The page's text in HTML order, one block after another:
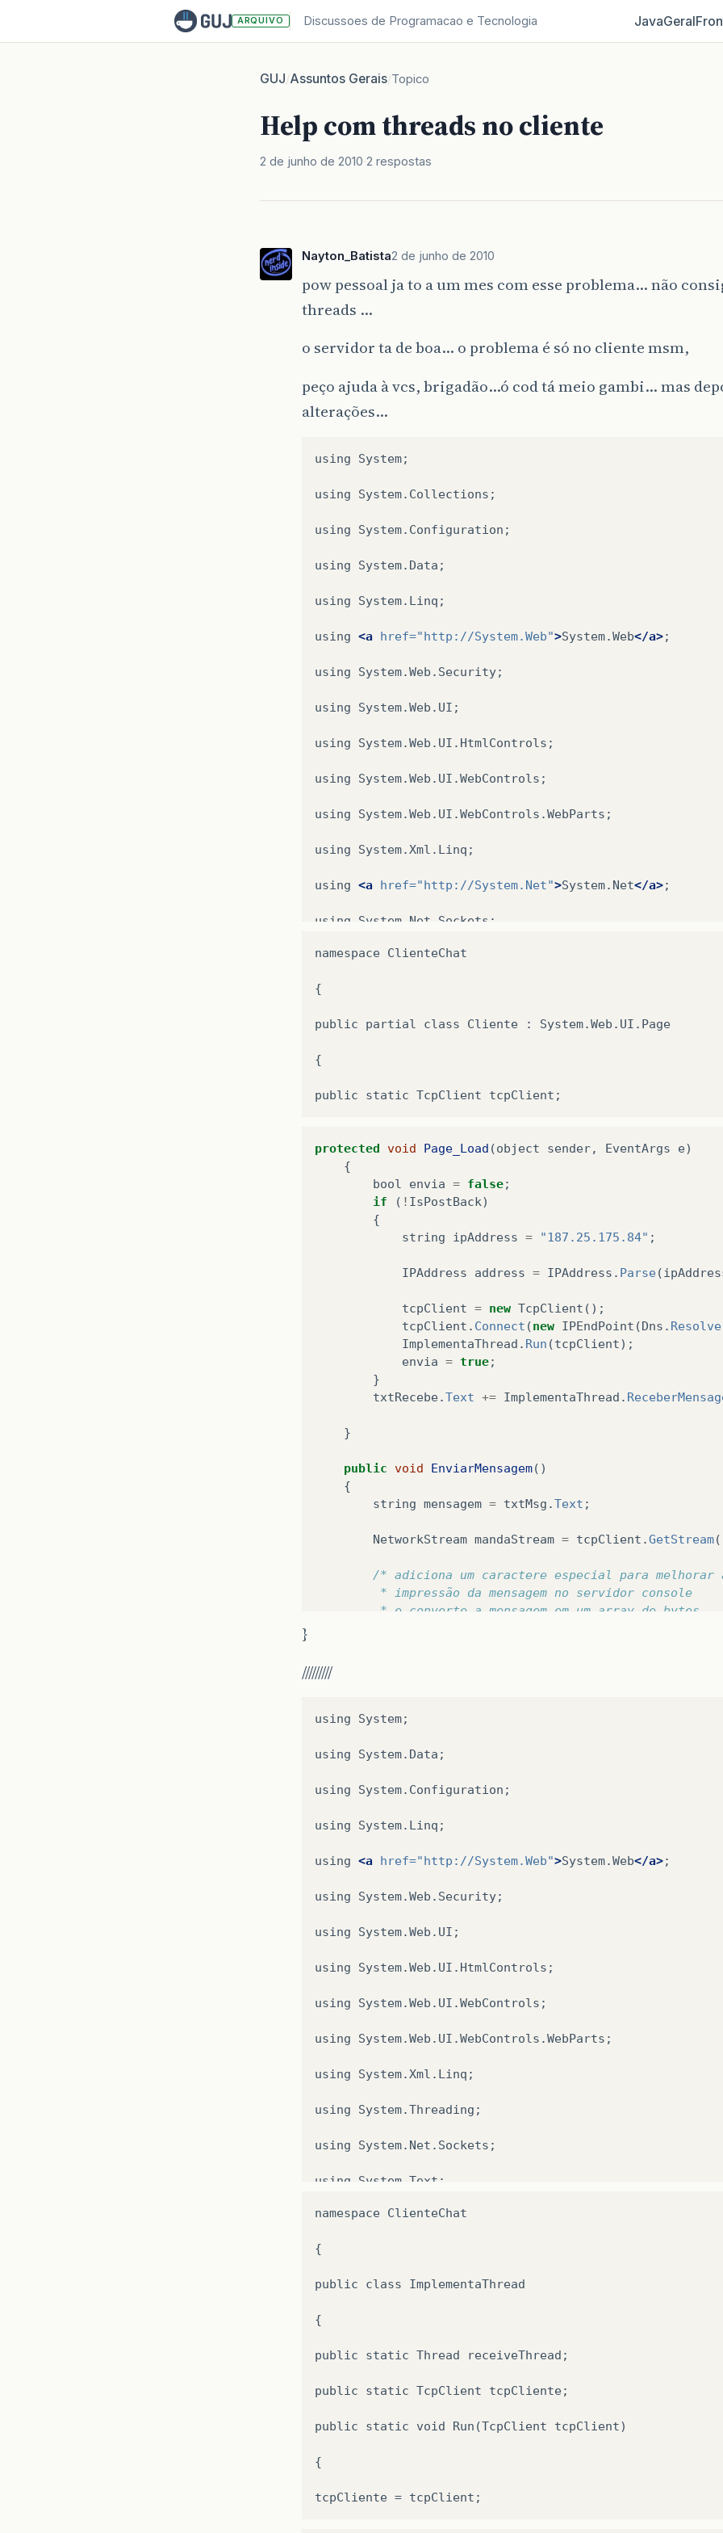
ARQUIVO Discussoes de Programacao e Tecnologia JavaGeral
GUJ/Assuntos Gerais/Topico
Help com threads no cliente
2 de junho de 2010 2 respostas
Nayton_Batista2 de junho de 2010
pow pessoal ja to a um mes com esse problema… não
threads …
o servidor ta de boa… o problema é só no cliente msm,
peço ajuda à vcs, brigadão…ó cod tá meio gambi… mas
alterações…
using System;
using System.Collections;
using System.Configuration;
using System.Data;
using System.Linq;
using <a href="http://System.Web">System.Web</a>;
using System.Web.Security;
using System.Web.UI;
using System.Web.UI.HtmlControls;
using System.Web.UI.WebControls;
using System.Web.UI.WebControls.WebParts;
using System.Xml.Linq;
using <a href="http://System.Net">System.Net</a>;
using System.Net.Sockets;
using System.Threading;
using
namespace ClienteChat
{
public partial class Cliente : System.Web.UI.Page
{
protected void Page_Load (object sender, EventArgs e)
{
bool
envia = false;
if
( ! IsPostBack)
{
string
ipAddress = "187.25.175.84" ;
IPAddress address = IPAddress . Parse(
tcpClient = new TcpClient ();
tcpClient . Connect (new IPEndPoint (Dns . Resolve
ImplementaThread . Run (tcpClient);
envia = true;
}
txtRecebe.Text += ImplementaThread .
}
public void EnviarMensagem()
{
string mensagem = txtMsg .Text ;
NetworkStream mandaStream = tcpClient .GetStream
/* adiciona um caractere especial para melhorar
         * impressão da mensagem no servidor console
         * e converte a mensagem em um array de bytes
mandaStream
{
txtMsg . Text
}
}
/////////
using System;
using System.Data;
using System.Configuration;
using System.Linq;
using <a href="http://System.Web">System.Web</a>;
using System.Web.Security;
using System.Web.UI;
using System.Web.UI.HtmlControls;
using System.Web.UI.WebControls;
using System.Web.UI.WebControls.WebParts;
using System.Xml.Linq;
using System.Threading;
using System.Net.Sockets;
using
namespace ClienteChat
{
public class ImplementaThread
{
public static Thread receiveThread;
public static TcpClient tcpCliente;
public static void Run(TcpClient tcpClient)
{